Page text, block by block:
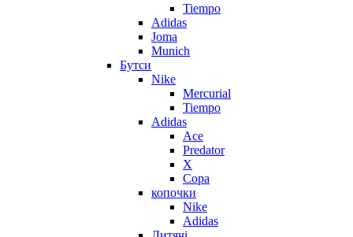
Tiempo
Adidas
Joma
Munich
Бутси
Nike
Mercurial
Tiempo
Adidas
Ace
Predator
X
Copa
копочки
Nike
Adidas